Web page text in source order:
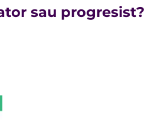
sau progresist?